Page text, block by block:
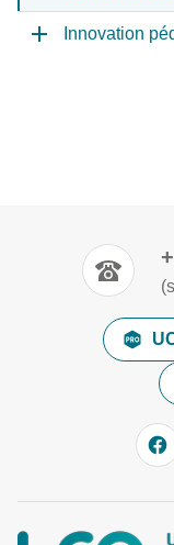
Innovation